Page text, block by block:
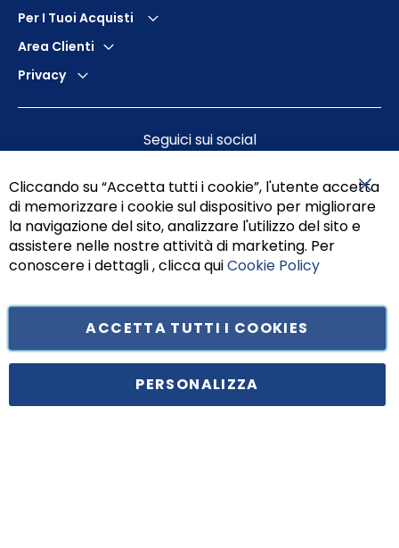
Per I Tuoi Acquisti
Area Clienti
Privacy
Seguici sui social
Principe di Piemonte 199, cap. 80026 Casoria (NA) - C.F. 05834470634 -
Cliccando su “Accetta tutti i cookie”, l'utente accetta
di memorizzare i cookie sul dispositivo per migliorare
la navigazione del sito, analizzare l'utilizzo del sito e
assistere nelle nostre attività di marketing. Per
conoscere i dettagli , clicca quiCookie Policy
ACCETTA TUTTI I COOKIES
PERSONALIZZA